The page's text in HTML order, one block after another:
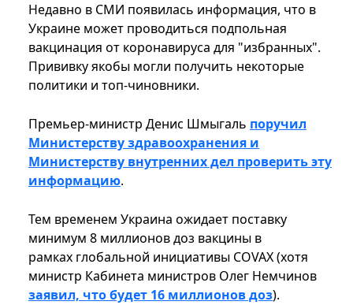
Недавно в СМИ появилась информация, что в
Украине может проводиться подпольная
вакцинация от коронавируса для "избранных".
Прививку якобы могли получить некоторые
политики и топ-чиновники.
Премьер-министр Денис Шмыгаль поручил
Министерству здравоохранения и
Министерству внутренних дел проверить эту
информацию.
Тем временем Украина ожидает поставку
минимум 8 миллионов доз вакцины в
рамках глобальной инициативы COVAX (хотя
министр Кабинета министров Олег Немчинов
заявил, что будет 16 миллионов доз).